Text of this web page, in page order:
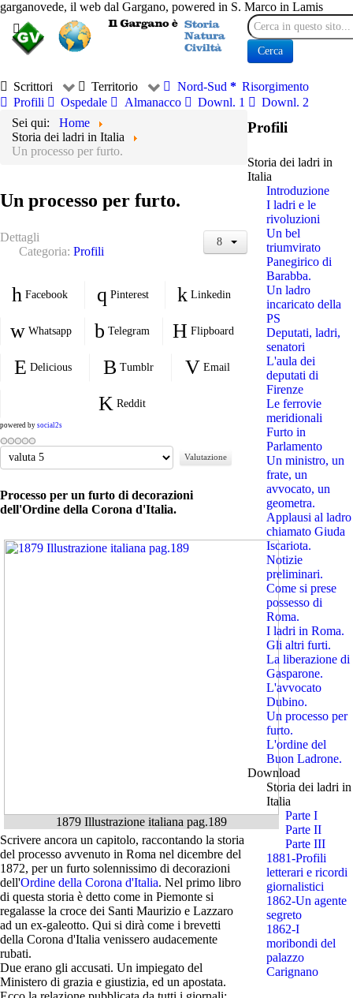
garganovede, il web dal Gargano, powered in S. Marco in Lamis
Cerca
Cerca
Scrittori Territorio Nord-Sud
Risorgimento
Profili
Ospedale Almanacco Downl. 1
Downl. 2
Sei qui:
Home
Storia dei ladri in Italia
Un processo per furto.
Un processo per furto.
Dettagli
Categoria: Profili
Facebook Pinterest Linkedin
Whatsapp Telegram Flipboard
Delicious Tumblr Email
Reddit
powered by social2s
Valuta
Processo per un furto di decorazioni
dell'Ordine della Corona d'Italia.
1879 Illustrazione italiana pag.189
Scrivere ancora un capitolo, raccontando la storia
del processo avvenuto in Roma nel dicembre del
1872, per un furto solennissimo di decorazioni
dell'Ordine della Corona d'Italia. Nel primo libro
di questa storia è detto come in Piemonte si
regalasse la croce dei Santi Maurizio e Lazzaro
ad un ex-galeotto. Qui si dirà come i brevetti
della Corona d'Italia venissero audacemente
rubati.
Due erano gli accusati. Un impiegato del
Ministero di grazia e giustizia, ed un apostata.
Profili
Storia dei ladri in
Italia
Introduzione
I ladri e le
rivoluzioni
Un bel
triumvirato
Panegirico di
Barabba.
Un ladro
incaricato della
PS
Deputati, ladri,
senatori
L'aula dei
deputati di
Firenze
Le ferrovie
meridionali
Furto in
Parlamento
Un ministro, un
frate, un
avvocato, un
geometra.
Applausi al ladro
chiamato Giuda
Iscariota.
Notizie
preliminari.
Come si prese
possesso di
Roma.
I ladri in Roma.
Gli altri furti.
La liberazione di
Gasparone.
L'avvocato
Dubino.
Un processo per
furto.
L'ordine del
Buon Ladrone.
Download
Storia dei ladri in
Italia
Parte I
Parte II
Parte III
1881-Profili
letterari e ricordi
giornalistici
1862-Un agente
segreto
1862-I
moribondi del
palazzo
Carignano